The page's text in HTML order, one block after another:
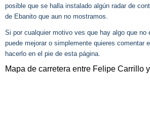
posible que se halla instalado algún radar de
de Ebanito que aun no mostramos.
Si por cualquier motivo ves que hay algo que no
puede mejorar o simplemente quieres comentar
hacerlo en el pie de esta página.
Mapa de carretera entre Felipe Carrillo